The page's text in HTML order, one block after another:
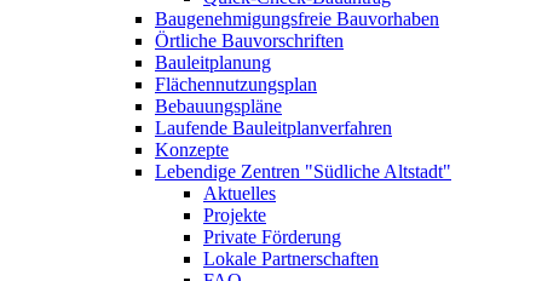
Baugenehmigungsfreie Bauvorhaben
Örtliche Bauvorschriften
Bauleitplanung
Flächennutzungsplan
Bebauungspläne
Laufende Bauleitplanverfahren
Konzepte
Lebendige Zentren "Südliche Altstadt"
Aktuelles
Projekte
Private Förderung
Lokale Partnerschaften